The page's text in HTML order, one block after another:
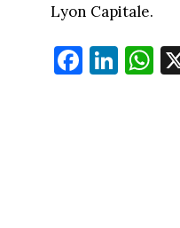
Lyon Capitale.
Fa
ce
Li
nk
W
ha